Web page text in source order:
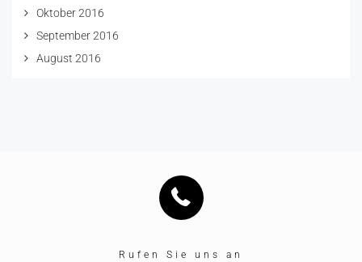
Oktober 2016
September 2016
August 2016
Rufen Sie uns an